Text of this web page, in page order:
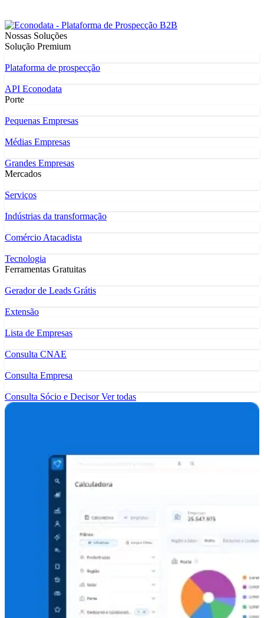
Nossas Soluções
Solução Premium
Plataforma de prospecção
API Econodata
Porte
Pequenas Empresas
Médias Empresas
Grandes Empresas
Mercados
Serviços
Indústrias da transformação
Comércio Atacadista
Tecnologia
Ferramentas Gratuitas
Gerador de Leads Grátis
Extensão
Lista de Empresas
Consulta CNAE
Consulta Empresa
Consulta Sócio e DecisorVer todas